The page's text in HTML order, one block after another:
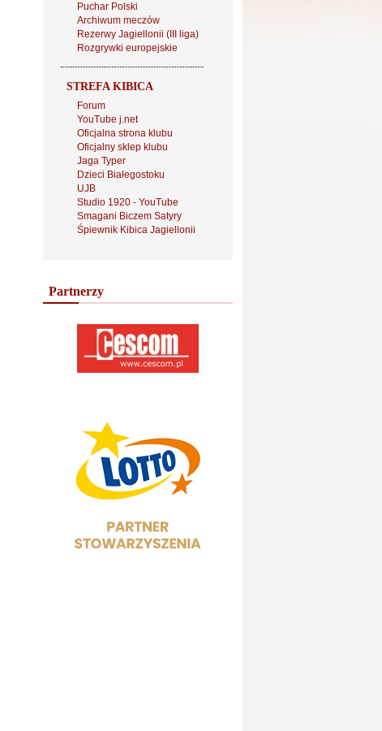
Puchar Polski
Archiwum meczów
Rezerwy Jagiellonii (III liga)
Rozgrywki europejskie
STREFA KIBICA
Forum
YouTube j.net
Oficjalna strona klubu
Oficjalny sklep klubu
Jaga Typer
Dzieci Białegostoku
UJB
Studio 1920 - YouTube
Smagani Biczem Satyry
Śpiewnik Kibica Jagiellonii
Partnerzy